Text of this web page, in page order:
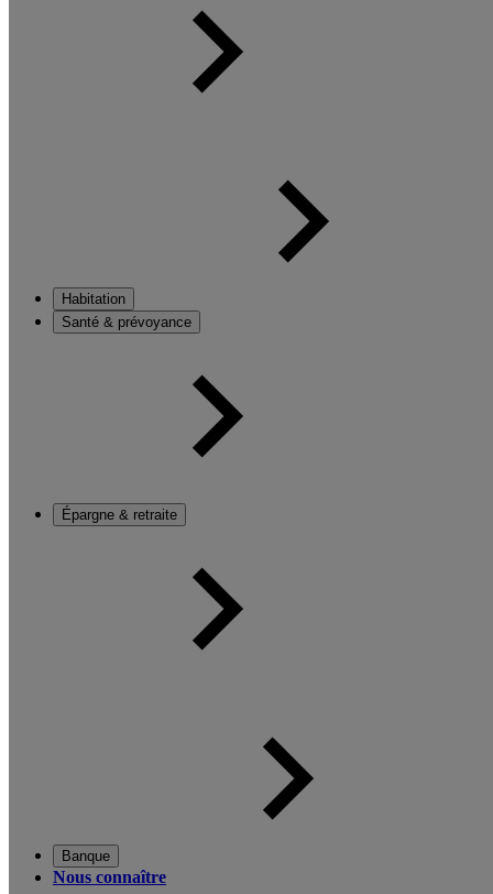
Habitation
Santé & prévoyance
Épargne & retraite
Banque
Nous connaître